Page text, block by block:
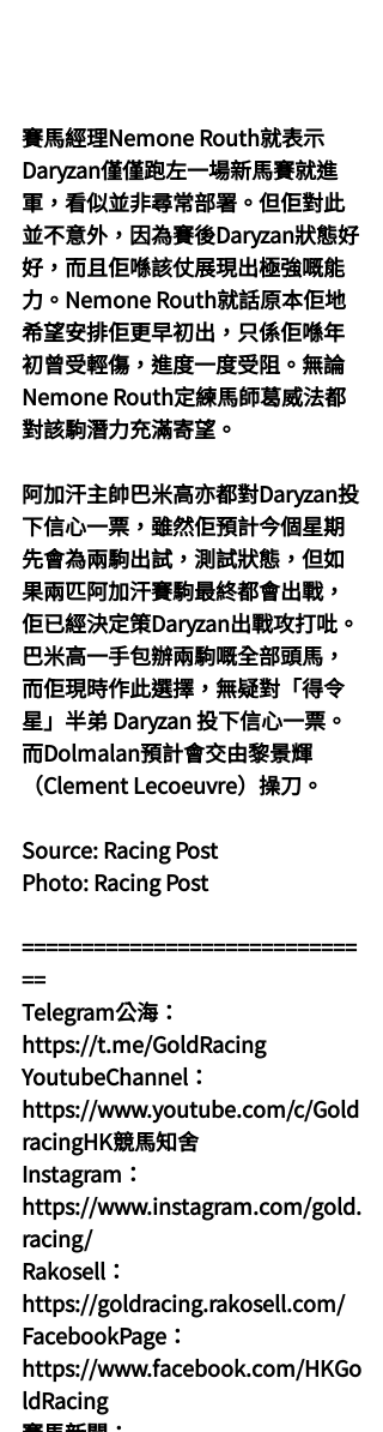
賽馬經理Nemone Routh就表示
Daryzan僅僅跑左一場新馬賽就進
軍，看似並非尋常部署。但佢對此
並不意外，因為賽後Daryzan狀態好
好，而且佢喺該仗展現出極強嘅能
力。Nemone Routh就話原本佢地
希望安排佢更早初出，只係佢喺年
初曾受輕傷，進度一度受阻。無論
Nemone Routh定練馬師葛威法都
對該駒潛力充滿寄望。
阿加汗主帥巴米高亦都對Daryzan投
下信心一票，雖然佢預計今個星期
先會為兩駒出試，測試狀態，但如
果兩匹阿加汗賽駒最終都會出戰，
佢已經決定策Daryzan出戰攻打吡。
巴米高一手包辦兩駒嘅全部頭馬，
而佢現時作此選擇，無疑對「得令
星」半弟 Daryzan 投下信心一票。
而Dolmalan預計會交由黎景輝
（Clement Lecoeuvre）操刀。
Source: Racing Post
Photo: Racing Post
============================
==
Telegram公海：
https://t.me/GoldRacing
YoutubeChannel：
https://www.youtube.com/c/Gold
racingHK競馬知舍
Instagram：
https://www.instagram.com/gold.
racing/
Rakosell：
https://goldracing.rakosell.com/
FacebookPage：
https://www.facebook.com/HKGo
ldRacing